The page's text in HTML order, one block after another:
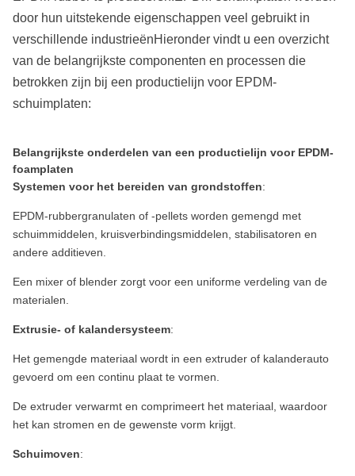
door hun uitstekende eigenschappen veel gebruikt in
verschillende industrieënHieronder vindt u een overzicht
van de belangrijkste componenten en processen die
betrokken zijn bij een productielijn voor EPDM-
schuimplaten:
Belangrijkste onderdelen van een productielijn voor EPDM-
foamplaten
Systemen voor het bereiden van grondstoffen:
EPDM-rubbergranulaten of -pellets worden gemengd met
schuimmiddelen, kruisverbindingsmiddelen, stabilisatoren en
andere additieven.
Een mixer of blender zorgt voor een uniforme verdeling van de
materialen.
Extrusie- of kalandersysteem:
Het gemengde materiaal wordt in een extruder of kalanderauto
gevoerd om een continu plaat te vormen.
De extruder verwarmt en comprimeert het materiaal, waardoor
het kan stromen en de gewenste vorm krijgt.
Schuimoven: